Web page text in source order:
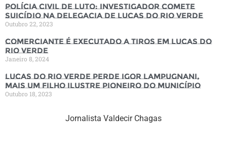
Polícia Civil de luto: Investigador comete
suicídio na Delegacia de Lucas do Rio Verde
Outubro 22, 2023
Comerciante é executado a tiros em Lucas do
Rio Verde
Janeiro 8, 2024
Lucas do Rio Verde perde Igor Lampugnani,
mais um filho ilustre pioneiro do município
Outubro 18, 2023
Jornalista Valdecir Chagas